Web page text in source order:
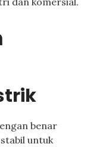
benar
untuk